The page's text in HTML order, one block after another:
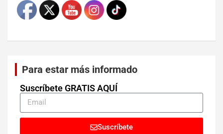
Para estar más informado
Suscríbete GRATIS AQUÍ
Suscríbete